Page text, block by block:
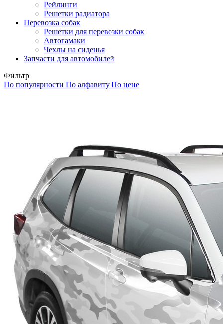
Рейлинги
Решетки радиатора
Перевозка собак
Решетки для перевозки собак
Автогамаки
Чехлы на сиденья
Запчасти для автомобилей
Фильтр
По популярности По алфавиту По цене